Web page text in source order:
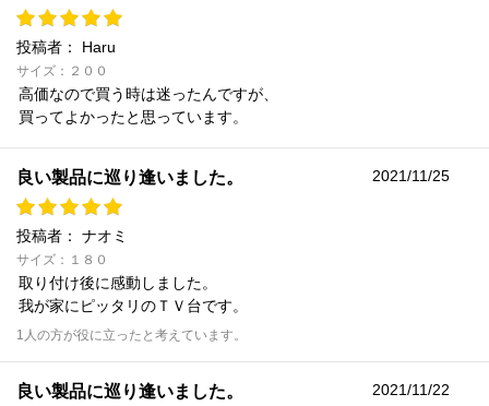
投稿者： Haru
サイズ：２００
高価なので買う時は迷ったんですが、
買ってよかったと思っています。
良い製品に巡り逢いました。 2021/11/25
投稿者： ナオミ
サイズ：１８０
取り付け後に感動しました。
我が家にピッタリのＴＶ台です。
1人の方が役に立ったと考えています。
良い製品に巡り逢いました。 2021/11/22